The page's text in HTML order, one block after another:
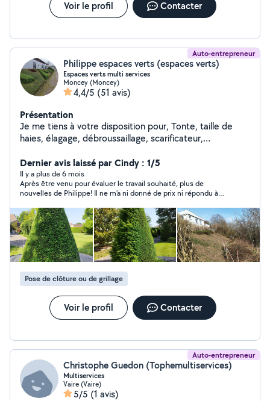
Voir le profil Contacter
Auto-entrepreneur
Philippe espaces verts (espaces verts)
Espaces verts multi services
Moncey (Moncey)
4,4/5 (51 avis)
Présentation
Je me tiens à votre disposition pour, Tonte, taille de
haies, élagage, débroussaillage, scarificateur,
travaux de bricolage. Bien cordialement Philippe
Dernier avis laissé par Cindy : 1/5
Il y a plus de 6 mois
Après être venu pour évaluer le travail souhaité, plus de
nouvelles de Philippe! Il ne m'a ni donné de prix ni répondu à
Pose de clôture ou de grillage
Voir le profil Contacter
Auto-entrepreneur
Christophe Guedon (Tophemultiservices)
Multiservices
Vaire (Vaire)
5/5 (1 avis)